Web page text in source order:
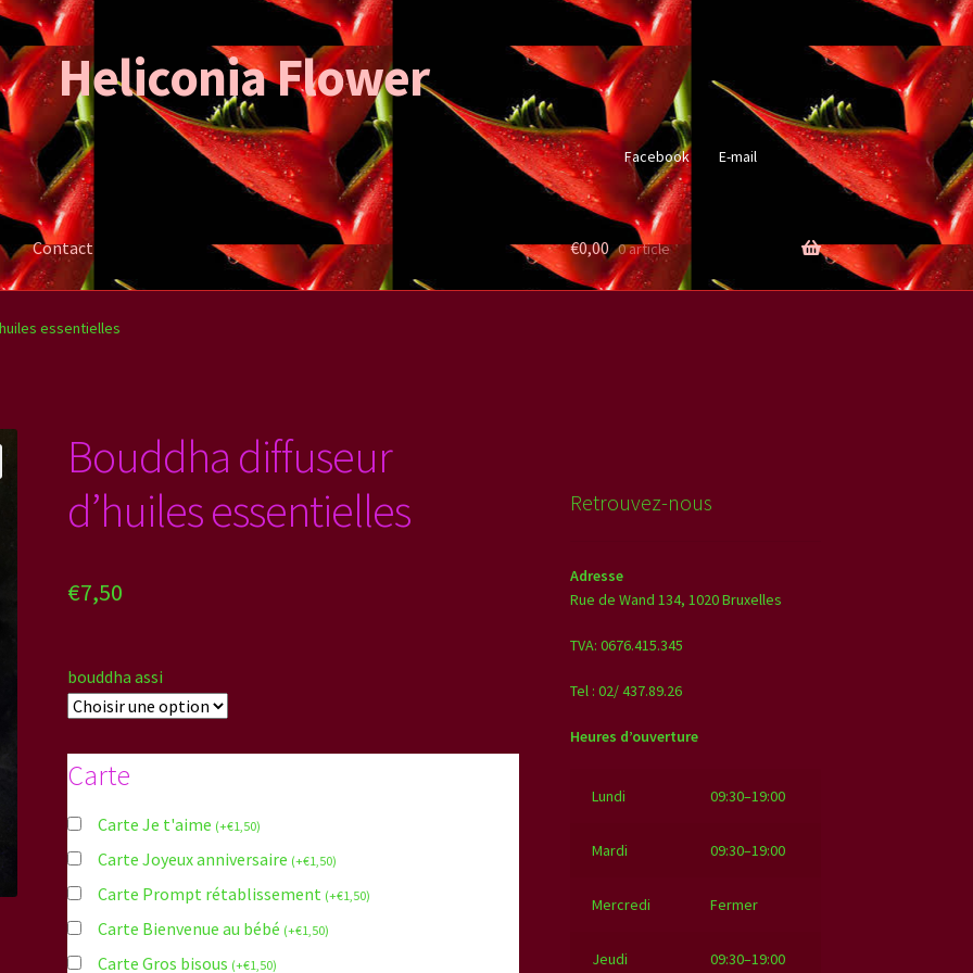
Heliconia Flower
Facebook E-mail
Contact
de la commande
€0,00 0 article
essentielles
Bouddha diffuseur
d’huiles essentielles
€7,50
bouddha assi
Carte
Carte Je t'aime (+€1,50)
Carte Joyeux anniversaire (+€1,50)
Carte Prompt rétablissement (+€1,50)
Carte Bienvenue au bébé (+€1,50)
Carte Gros bisous (+€1,50)
Retrouvez-nous
Adresse
Rue de Wand 134, 1020 Bruxelles
TVA: 0676.415.345
Tel : 02/ 437.89.26
Heures d’ouverture
Lundi 09:30–19:00
Mardi 09:30–19:00
Mercredi Fermer
Jeudi 09:30–19:00